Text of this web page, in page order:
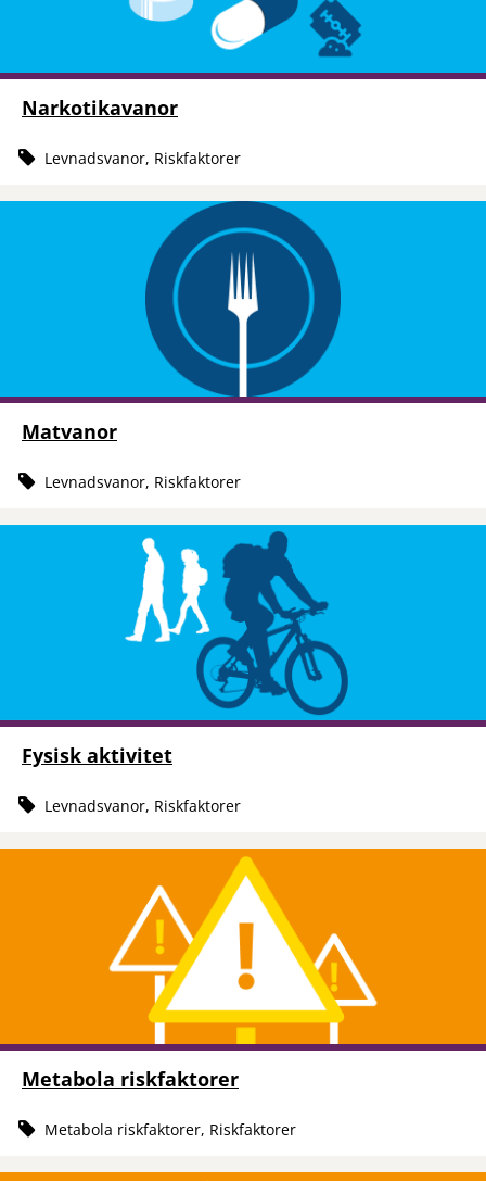
Narkotikavanor
Levnadsvanor, Riskfaktorer
Matvanor
Levnadsvanor, Riskfaktorer
Fysisk aktivitet
Levnadsvanor, Riskfaktorer
Metabola riskfaktorer
Metabola riskfaktorer, Riskfaktorer